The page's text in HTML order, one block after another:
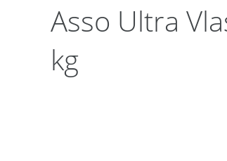
Asso Ultra
kg